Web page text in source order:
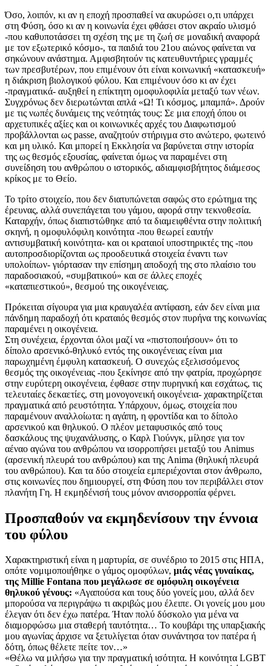
Όσο, λοιπόν, κι αν η εποχή προσπαθεί να ακυρώσει ο,τι υπάρχει
στη Φύση, όσο κι αν η κοινωνία έχει φθάσει στον ακραίο υλισμό
-που καθυποτάσσει τη σχέση της με τη ζωή σε μοναδική αναφορά
με τον εξωτερικό κόσμο-, τα παιδιά του 21ου αιώνος φαίνεται να
σηκώνουν ανάστημα. Αμφισβητούν τις κατευθυντήριες γραμμές
των πρεσβυτέρων, που επιμένουν ότι είναι κοινωνική «κατασκευή»
η διάκριση βιολογικού φύλου. Και επιμένουν όσο κι αν έχει
-πραγματικά- αυξηθεί η επίκτητη ομοφυλοφιλία μεταξύ των νέων.
Συγχρόνως δεν διερωτώνται απλά «Ω! Τι κόσμος, μπαμπά». Δρούν
με τις νωπές δυνάμεις της νεότητάς τους: Σε μια εποχή όπου οι
αρχετυπικές αξίες και οι κοινωνικές αρχές του Διαφωτισμού
προβάλλονται ως passe, αναζητούν στήριγμα στο ανώτερο, φωτεινό
και μη υλικό. Και μπορεί η Εκκλησία να βαρύνεται στην ιστορία
της ως θεσμός εξουσίας, φαίνεται όμως να παραμένει στη
συνείδηση του ανθρώπου ο ιστορικός, αδιαμφισβήτητος διάμεσος
κρίκος με το Θείο.
Το τρίτο στοιχείο, που δεν διατυπώνεται σαφώς στο ερώτημα της
έρευνας, αλλά συνεπάγεται του γάμου, αφορά στην τεκνοθεσία.
Καταρχήν, όπως διαπιστώθηκε από τα διαμειφθέντα στην πολιτική
σκηνή, η ομοφυλόφιλη κοινότητα -που θεωρεί εαυτήν
αντισυμβατική κοινότητα- και οι κραταιοί υποστηρικτές της -που
αυτοπροσδιορίζονται ως προοδευτικά στοιχεία έναντι των
υπολοίπων- γιόρτασαν την επίσημη αποδοχή της στο πλαίσιο του
παραδοσιακού, «συμβατικού» και σε άλλες εποχές
«καταπιεστικού», θεσμού της οικογένειας.
Πρόκειται σίγουρα για μια κραυγαλέα αντίφαση, εάν δεν είναι μια
πάνδημη παραδοχή ότι κραταιός θεσμός στον πυρήνα της κοινωνίας
παραμένει η οικογένεια.
Στη συνέχεια, έρχονται όλοι μαζί να «πιστοποιήσουν» ότι το
δίπολο αρσενικό-θηλυκό εντός της οικογένειας είναι μια
παρωχημένη έμφυλη κατασκευή. Ο συνεχώς εξελισσόμενος
θεσμός της οικογένειας -που ξεκίνησε από την φατρία, προχώρησε
στην ευρύτερη οικογένεια, έφθασε στην πυρηνική και εσχάτως, τις
τελευταίες δεκαετίες, στη μονογονεική οικογένεια- χαρακτηρίζεται
πραγματικά από ρευστότητα. Υπάρχουν, όμως, στοιχεία που
παραμένουν αναλλοίωτα: η αγάπη, η φροντίδα και το δίπολο
αρσενικού και θηλυκού. Ο πλέον μεταφυσικός από τους
δασκάλους της ψυχανάλυσης, ο Καρλ Γιούνγκ, μίλησε για τον
αέναο αγώνα του ανθρώπου να ισορροπήσει μεταξύ του Animus
(αρσενική πλευρά του ανθρώπου) και της Anima (θηλυκή πλευρά
του ανθρώπου). Και τα δύο στοιχεία εμπεριέχονται στον άνθρωπο,
στις κοινωνίες που δημιουργεί, στη Φύση που τον περιβάλλει στον
πλανήτη Γη. Η εκμηδένισή τους μόνον ανισορροπία φέρνει.
Προσπαθούν να εκμηδενίσουν την έννοια
του φύλου
Χαρακτηριστική είναι η μαρτυρία, σε συνέδριο το 2015 στις ΗΠΑ,
οπότε νομιμοποιήθηκε ο γάμος ομοφύλων, μιάς νέας γυναίκας,
της Millie Fontana που μεγάλωσε σε ομόφυλη οικογένεια
θηλυκού γένους: «Αγαπούσα και τους δύο γονείς μου, αλλά δεν
μπορούσα να περιγράψω τι ακριβώς μου έλειπε. Οι γονείς μου μου
έλεγαν ότι δεν έχω πατέρα. Ήταν πολύ δύσκολο για μένα να
διαμορφώσω μια σταθερή ταυτότητα… Το κουβάρι της υπαρξιακής
μου αγωνίας άρχισε να ξετυλίγεται όταν συνάντησα τον πατέρα ή
δότη, όπως θέλετε πείτε τον…»
«Θέλω να μιλήσω για την πραγματική ισότητα. Η κοινότητα LGBT